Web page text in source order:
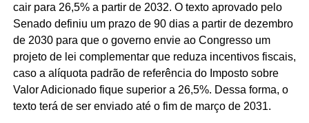
cair para 26,5% a partir de 2032. O texto aprovado pelo
Senado definiu um prazo de 90 dias a partir de dezembro
de 2030 para que o governo envie ao Congresso um
projeto de lei complementar que reduza incentivos fiscais,
caso a alíquota padrão de referência do Imposto sobre
Valor Adicionado fique superior a 26,5%. Dessa forma, o
texto terá de ser enviado até o fim de março de 2031.